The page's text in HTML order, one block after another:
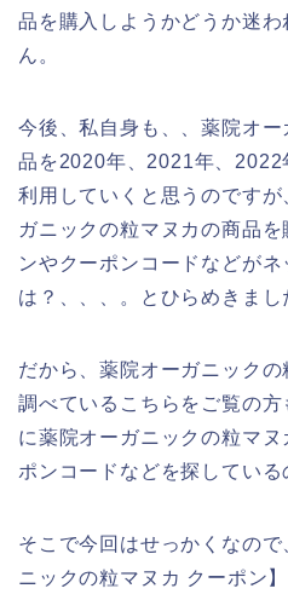
品を購入しようかどうか迷
ん。
今後、私自身も、、薬院オ
品を2020年、2021年、
利用していくと思うのです
ガニックの粒マヌカの商品
ンやクーポンコードなどが
は？、、、。とひらめきまし
だから、薬院オーガニック
調べているこちらをご覧の方
に薬院オーガニックの粒マ
ポンコードなどを探している
そこで今回はせっかくなの
ニックの粒マヌカ クーポン